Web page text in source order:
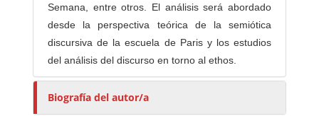
Semana, entre otros. El análisis será abordado
desde la perspectiva teórica de la semiótica
discursiva de la escuela de Paris y los estudios
del análisis del discurso en torno al ethos.
Biografía del autor/a